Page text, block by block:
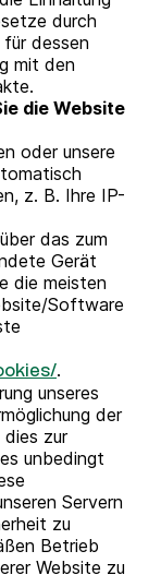
durch
dessen
mit den
die Website
oder unsere
z. B. Ihre IP-
das zum
Gerät
die meisten
Software
.
unseres
der
zur
unbedingt
Servern
zu
Betrieb
Website zu